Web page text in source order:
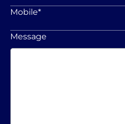
Mobile*
Message